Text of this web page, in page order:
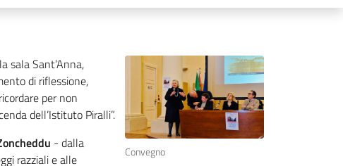
Convegno
sala Sant’Anna,
di riflessione,
per non
dell’Istituto Piralli”.
- dalla
razziali e alle